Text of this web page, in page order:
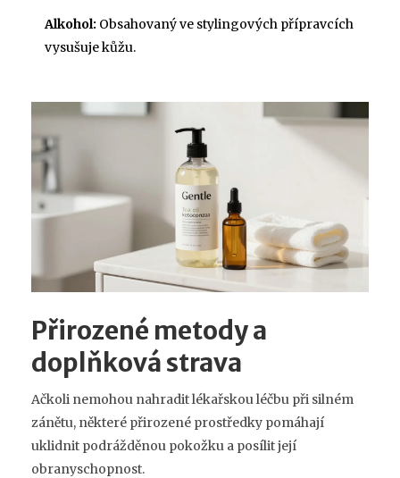
Alkohol: Obsahovaný ve stylingových přípravcích
vysušuje kůžu.
Přirozené metody a
doplňková strava
Ačkoli nemohou nahradit lékařskou léčbu při silném
zánětu, některé přirozené prostředky pomáhají
uklidnit podrážděnou pokožku a posílit její
obranyschopnost.